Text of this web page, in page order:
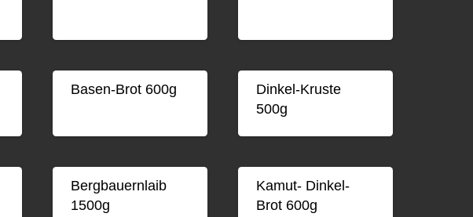
Basen-Brot 600g
Dinkel-Kruste
500g
Bergbauernlaib
1500g
Kamut- Dinkel-
Brot 600g